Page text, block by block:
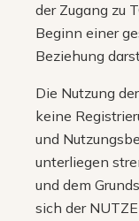
der Zugang zu
Beginn einer
Beziehung
Die Nutzung
keine
und
unterliegen
und dem
sich der